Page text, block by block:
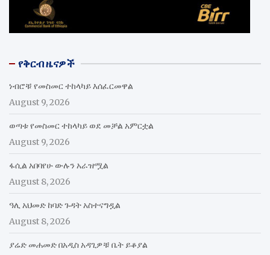
የቅርብ ዜናዎች
ነብሮቹ የመስመር ተከላካይ እሰፈርመዋል
August 9, 2026
ወጣቱ የመስመር ተከላካይ ወደ መቻል አምርቷል
August 9, 2026
ፋሲል አበባየሁ ውሉን አራዝሟል
August 8, 2026
ዓሊ አህመድ ከባድ ጉዳት አስተናግዷል
August 8, 2026
ያሬድ መሐመድ በአዲስ አዳጊዎቹ ቤት ይቆያል